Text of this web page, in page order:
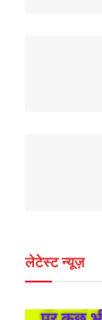
लेटेस्ट न्यूज़